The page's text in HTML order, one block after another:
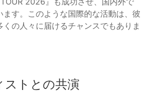
ます。このような国際的な活動は、彼
くの人々に届けるチャンスでもありま
ストとの共演